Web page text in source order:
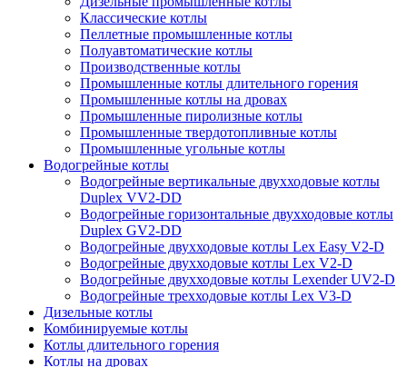
Классические котлы
Пеллетные промышленные котлы
Полуавтоматические котлы
Производственные котлы
Промышленные котлы длительного горения
Промышленные котлы на дровах
Промышленные пиролизные котлы
Промышленные твердотопливные котлы
Промышленные угольные котлы
Водогрейные котлы
Водогрейные вертикальные двухходовые котлы
Duplex VV2-DD
Водогрейные горизонтальные двухходовые котлы
Duplex GV2-DD
Водогрейные двухходовые котлы Lex Easy V2-D
Водогрейные двухходовые котлы Lex V2-D
Водогрейные двухходовые котлы Lexender UV2-D
Водогрейные трехходовые котлы Lex V3-D
Дизельные котлы
Комбинируемые котлы
Котлы длительного горения
Котлы на дровах